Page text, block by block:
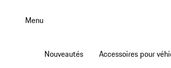
Menu
Nouveautés Accessoires pour